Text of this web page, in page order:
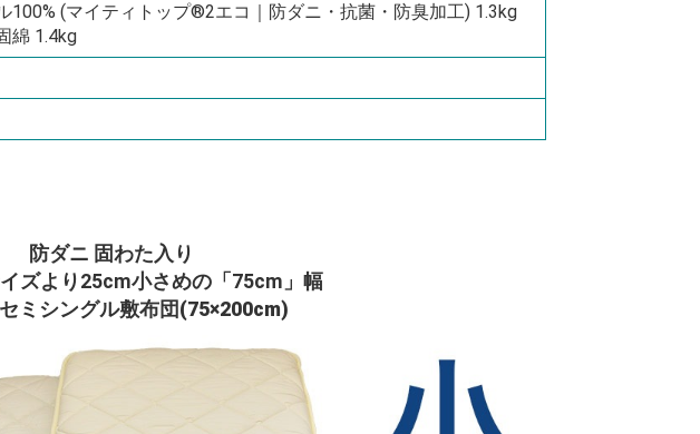
100% (マイティトップ®2エコ｜防ダニ・抗菌・防臭加工) 1.3kg
綿 1.4kg
防ダニ 固わた入り
ズより25cm小さめの「75cm」幅
ミシングル敷布団(75×200cm)